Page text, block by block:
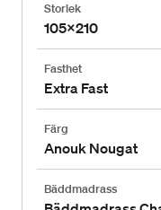
Storlek
105x210
Fasthet
Extra Fast
Färg
Anouk Nougat
Bäddmadrass